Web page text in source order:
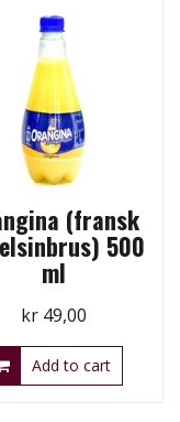
(fransk
500
ml
kr49,00
Add to cart